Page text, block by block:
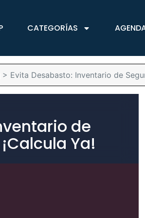
CATEGORÍAS
> Evita Desabasto: Inventario de
de
Ya!